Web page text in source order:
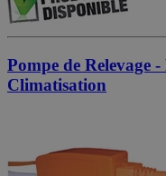
Pompe de Relevage
Climatisation